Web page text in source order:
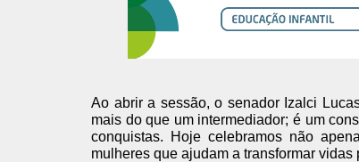
Ao abrir a sessão, o senador Izalci
mais do que um intermediador; é um
conquistas. Hoje celebramos não
mulheres que ajudam a transformar